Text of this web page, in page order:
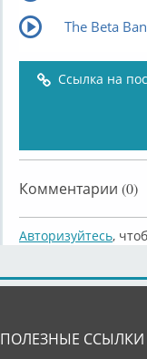
The Beta
Ссылка на
Комментарии (0)
Авторизуйтесь,
ПОЛЕЗНЫЕ ССЫЛКИ